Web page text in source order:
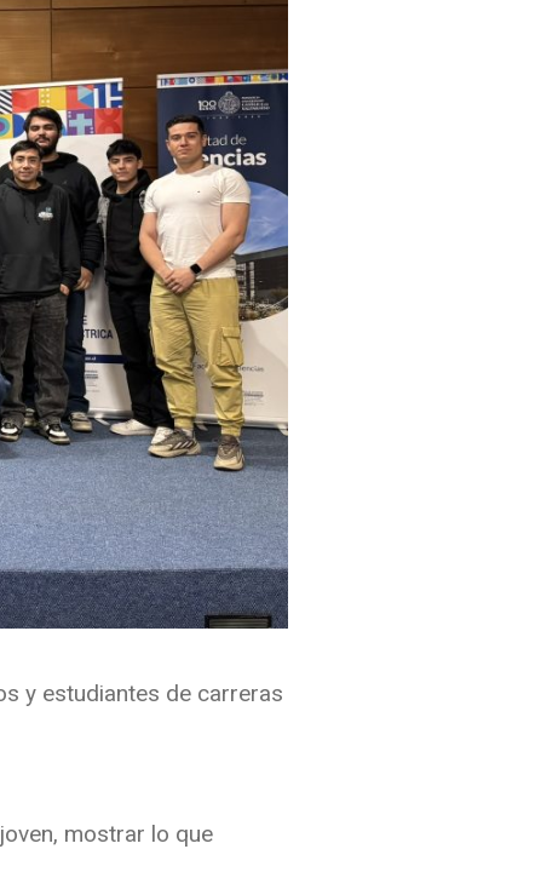
y estudiantes de carreras
mostrar lo que